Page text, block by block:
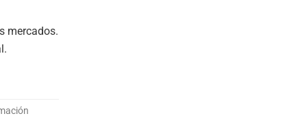
mercados.